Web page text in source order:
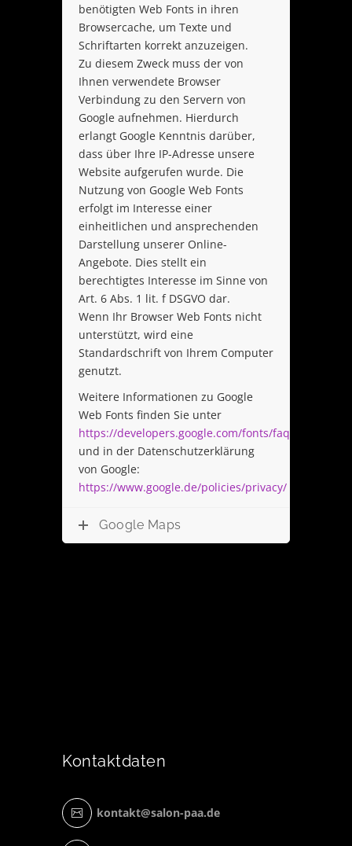
benötigten Web Fonts in ihren
Browsercache, um Texte und
Schriftarten korrekt anzuzeigen.
Zu diesem Zweck muss der von
Ihnen verwendete Browser
Verbindung zu den Servern von
Google aufnehmen. Hierdurch
erlangt Google Kenntnis darüber,
dass über Ihre IP-Adresse unsere
Website aufgerufen wurde. Die
Nutzung von Google Web Fonts
erfolgt im Interesse einer
einheitlichen und ansprechenden
Darstellung unserer Online-
Angebote. Dies stellt ein
berechtigtes Interesse im Sinne von
Art. 6 Abs. 1 lit. f DSGVO dar.
Wenn Ihr Browser Web Fonts nicht
unterstützt, wird eine
Standardschrift von Ihrem Computer
genutzt.
Weitere Informationen zu Google
Web Fonts finden Sie unter
https://developers.google.com/fonts/faq
und in der Datenschutzerklärung
von Google:
https://www.google.de/policies/privacy/
Google Maps
Kontaktdaten
kontakt@salon-paa.de